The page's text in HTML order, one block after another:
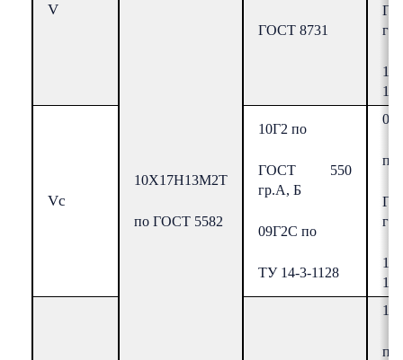
V
10Х17Н13М2Т
по ГОСТ 5582
ГОСТ 8731
гр.
Vc
10Г2 по
ГОСТ 550
гр.А, Б
09Г2С по
ТУ 14-3-1128
по
гр.
по